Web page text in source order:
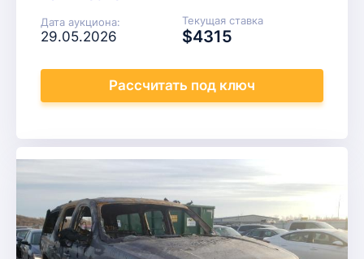
Дата аукциона:
29.05.2026
Текущая ставка
$4315
Рассчитать под ключ